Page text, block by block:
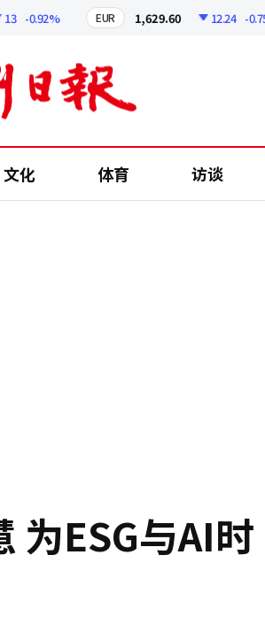
-0.92% EUR 1,629.60 12.24 -0.75%
文化 体育 访谈
为ESG与AI时